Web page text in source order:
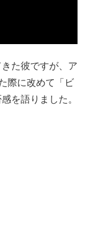
た彼ですが、ア
際に改めて「ビ
を語りました。